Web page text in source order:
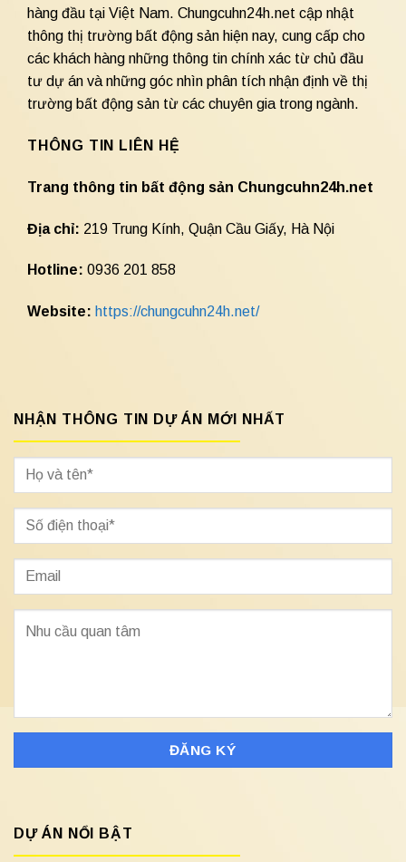
hàng đầu tại Việt Nam. Chungcuhn24h.net cập nhật
thông thị trường bất động sản hiện nay, cung cấp cho
các khách hàng những thông tin chính xác từ chủ đầu
tư dự án và những góc nhìn phân tích nhận định về thị
trường bất động sản từ các chuyên gia trong ngành.
THÔNG TIN LIÊN HỆ
Trang thông tin bất động sản Chungcuhn24h.net
Địa chỉ: 219 Trung Kính, Quận Cầu Giấy, Hà Nội
Hotline: 0936 201 858
Website: https://chungcuhn24h.net/
NHẬN THÔNG TIN DỰ ÁN MỚI NHẤT
DỰ ÁN NỔI BẬT